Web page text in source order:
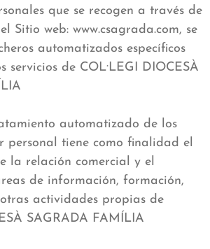
que se recogen a través de
Sitio web: www.csagrada.com, se
automatizados específicos
servicios de COL·LEGI DIOCESÀ
automatizado de los
personal tiene como finalidad el
la relación comercial y el
de información, formación,
actividades propias de
SAGRADA FAMÍLIA